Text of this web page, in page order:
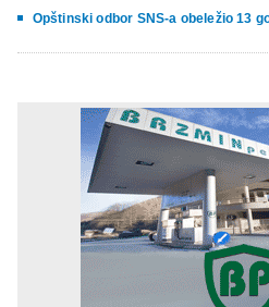
Opštinski odbor SNS-a obeležio 13